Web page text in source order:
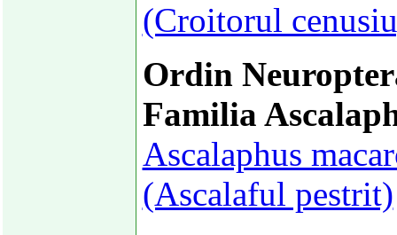
(Croitorul
Ordin
Familia
Ascalaphus
(Ascalaful pestrit)